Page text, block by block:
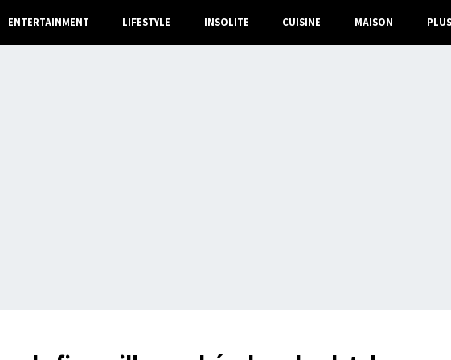
ENTERTAINMENT LIFESTYLE INSOLITE CUISINE MAISON PLUS